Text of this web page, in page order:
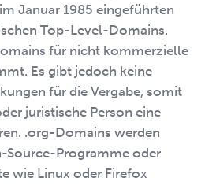
Januar 1985 eingeführten
Top-Level-Domains.
für nicht kommerzielle
Es gibt jedoch keine
für die Vergabe, somit
juristische Person eine
.org-Domains werden
Source-Programme oder
wie Linux oder Firefox